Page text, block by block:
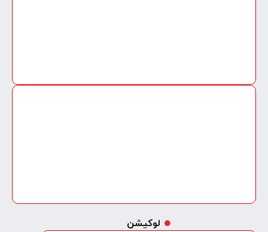
لوکیشن